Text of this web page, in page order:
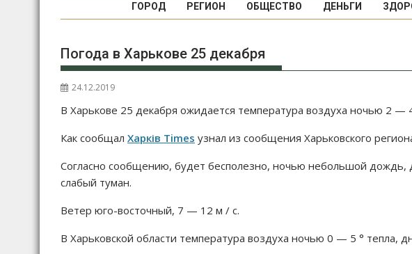
ГОРОД РЕГИОН ОБЩЕСТВО ДЕНЬГИ
Погода в Харькове 25 декабря
24.12.2019
В Харькове 25 декабря ожидается температура воздуха ночью 2 —
Как сообщал Харків Times узнал из сообщения Харьковского
Согласно сообщению, будет бесполезно, ночью небольшой
слабый туман.
Ветер юго-восточный, 7 — 12 м / с.
В Харьковской области температура воздуха ночью 0 — 5 ° тепла,